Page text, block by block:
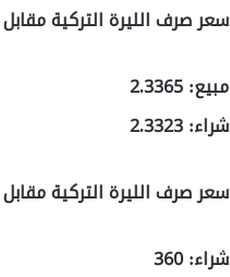
سعر صرف الليرة التركية
مبيع: 2.3365
شراء: 2.3323
سعر صرف الليرة التركية
شراء: 360